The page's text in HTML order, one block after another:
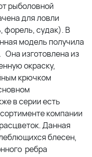
рыболовной
для ловли
форель, судак). В
модель получила
Она изготовлена из
окраску,
крючком
в серии есть
компании
Данная
блесен,
ребра